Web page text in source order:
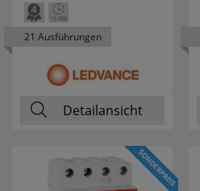
21 Ausführungen
Detailansicht